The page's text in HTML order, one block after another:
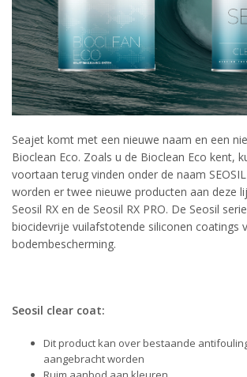
Seajet komt met een nieuwe naam en een
Bioclean Eco. Zoals u de Bioclean Eco kent,
voortaan terug vinden onder de naam
worden er twee nieuwe producten aan deze
Seosil RX en de Seosil RX PRO. De Seosil
biocidevrije vuilafstotende siliconen coatings
bodembescherming.
Seosil clear coat:
Dit product kan over bestaande
aangebracht worden